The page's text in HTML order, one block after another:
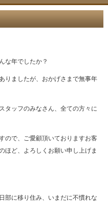
な年でしたか？
りましたが、おかげさまで無事年
タッフのみなさん、全ての方々に
ので、ご愛顧頂いておりますお客
ほど、よろしくお願い申し上げま
部に移り住み、いまだに不慣れな